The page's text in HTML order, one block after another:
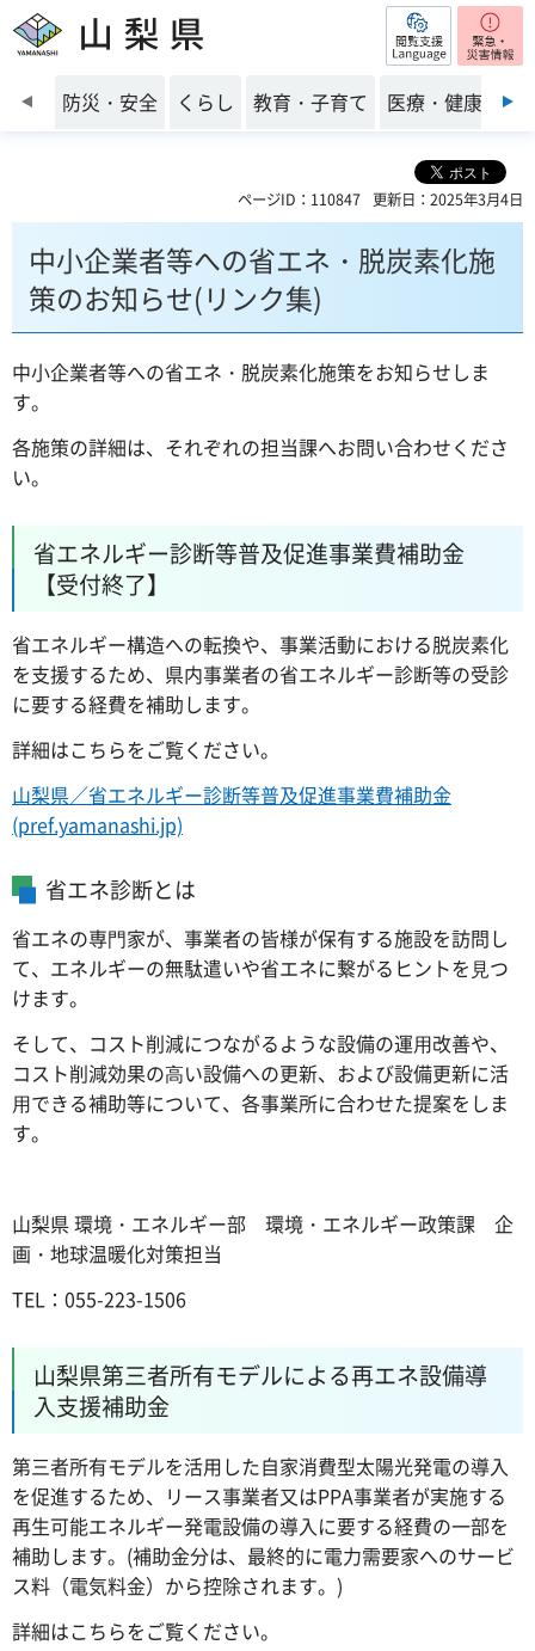
山梨県 閲覧支援
前のスライドを表示
防災・安全 くらし 教育・子育て 医療・健康・福
ページID：110847 更新日：2025年3月4日
中小企業者等への省エネ・脱炭素化施
策のお知らせ(リンク集)
中小企業者等への省エネ・脱炭素化施策をお知らせしま
す。
各施策の詳細は、それぞれの担当課へお問い合わせくださ
い。
省エネルギー診断等普及促進事業費補助金
【受付終了】
省エネルギー構造への転換や、事業活動における脱炭素化
を支援するため、県内事業者の省エネルギー診断等の受診
に要する経費を補助します。
詳細はこちらをご覧ください。
山梨県／省エネルギー診断等普及促進事業費補助金
(pref.yamanashi.jp)
省エネ診断とは
省エネの専⾨家が、事業者の皆様が保有する施設を訪問し
て、エネルギーの無駄遣いや省エネに繋がるヒントを⾒つ
けます。
そして、コスト削減につながるような設備の運⽤改善や、
コスト削減効果の⾼い設備への更新、および設備更新に活
⽤できる補助等について、各事業所に合わせた提案をしま
す。
山梨県 環境・エネルギー部 環境・エネルギー政策課 企
画・地球温暖化対策担当
TEL：055-223-1506
山梨県第三者所有モデルによる再エネ設備導
入支援補助金
第三者所有モデルを活用した自家消費型太陽光発電の導入
を促進するため、リース事業者又はPPA事業者が実施する
再生可能エネルギー発電設備の導入に要する経費の一部を
補助します。(補助金分は、最終的に電力需要家へのサービ
ス料（電気料金）から控除されます。)
詳細はこちらをご覧ください。